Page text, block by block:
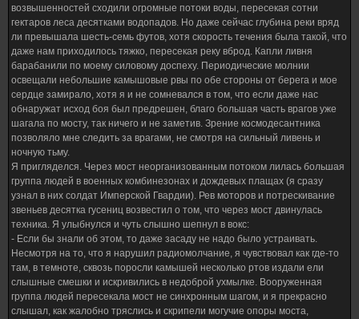
возвышенностей сходили огромные потоки воды, пересекая сотни
гектаров леса десятками водопадов. Но даже сейчас глубина реки вряд
ли превышала шесть-семь футов, хотя скорость течения была такой, что
даже нам приходилось тяжко, пересекая реку вброд. Капли ливня
барабанили по моему силовому доспеху. Периодические молнии
освещали небольшие камышовые рвы по обе стороны от берега и мое
сердце замирало, хотя я и не сомневался в том, что если даже нас
обнаружат исход боя был предрешен, благо большая часть врагов уже
шагала по мосту, так ничего и не заметив. Зрение космодесантника
позволяло мне следить за врагами, не смотря на сильный ливень и
ночную тьму.
Я пригляделся. Через мост неорганизованным потоком лилась большая
группа людей в военных комбинезонах и дождевых плащах (я сразу
узнал в них солдат Имперской Гвардии). Рев моторов и потрескивание
звеньев десятка гусениц возвестил о том, что через мост двинулась
техника. Я улыбнулся и чуть слышно шепнул в вокс:
- Если бы знали об этом, то даже засаду не надо было устраивать.
Несмотря на то, что я нарушил радиомолчание, я чувствовал как где-то
там, в темноте, сквозь поросли камышей несколько ртов издали ели
слышные смешки и искривились в недоброй ухмылке. Вооруженная
группа людей пересекала мост не синхронным шагом, и я прекрасно
слышал, как жалобно тряслись и скрипели могучие опоры моста,